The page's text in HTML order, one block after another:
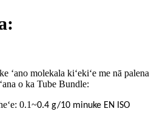
ʻano molekala kiʻekiʻe me nā palena
o ka Tube Bundle:
0.1~0.4 g/10 minuke EN ISO